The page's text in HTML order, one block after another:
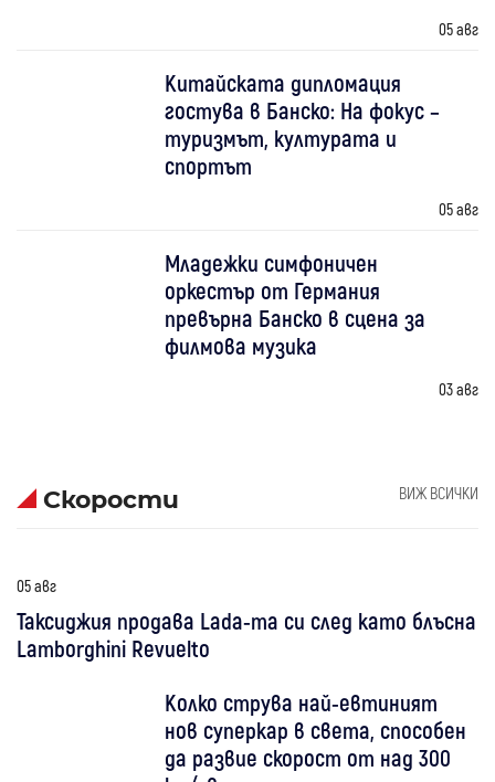
05 авг
Китайската дипломация
гостува в Банско: На фокус –
туризмът, културата и
спортът
05 авг
Младежки симфоничен
оркестър от Германия
превърна Банско в сцена за
филмова музика
03 авг
Скорости ВИЖ ВСИЧКИ
05 авг
Таксиджия продава Lada-та си след като блъсна
Lamborghini Revuelto
Колко струва най-евтиният
нов суперкар в света, способен
да развие скорост от над 300